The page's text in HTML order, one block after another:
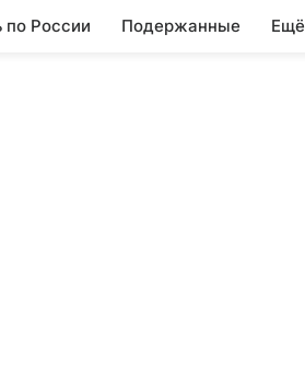
по России Подержанные Ещё